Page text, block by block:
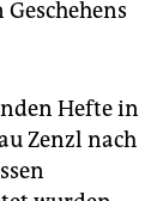
Hefte in
Zenzl nach